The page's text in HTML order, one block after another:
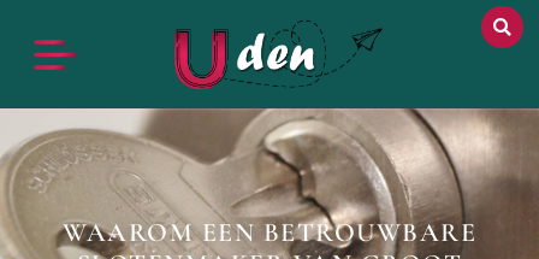
WAAROM EEN BETROUWBARE